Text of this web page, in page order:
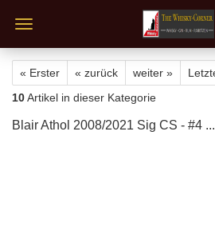
« Erster « zurück weiter »
10Artikel in dieser Kategorie
Blair Athol 2008/2021 Sig CS - #4